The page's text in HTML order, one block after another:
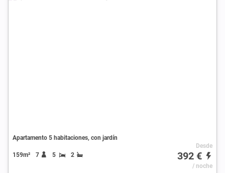
Apartamento 5 habitaciones, con jardín
159m² 7 5 2
Desde
392 €
/ noche